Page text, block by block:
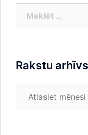
lappusēm
Rakstu arhīvs